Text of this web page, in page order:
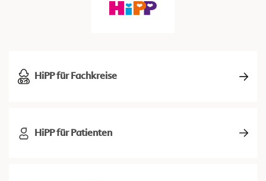
HiPP für Fachkreise
HiPP für Patienten